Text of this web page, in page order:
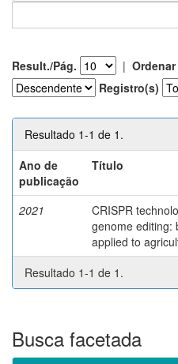
Result./Pág. |
Registro(s)
Resultado 1-1 de 1.
Ano de
publicação
Título
2021
CRISPR
genome editing:
applied to
Resultado 1-1 de 1.
Busca facetada